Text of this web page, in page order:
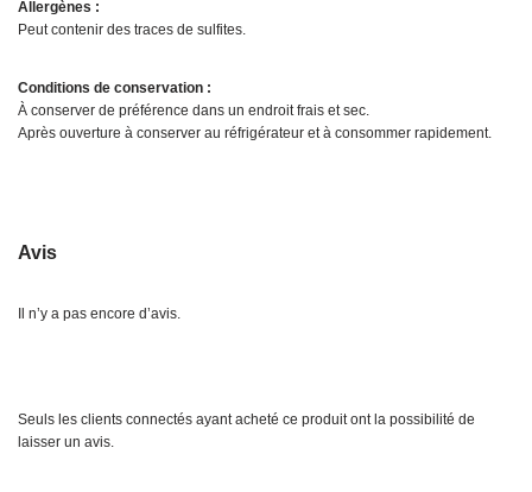
Allergènes :
Peut contenir des traces de sulfites.
Conditions de conservation :
À conserver de préférence dans un endroit frais et sec.
Après ouverture à conserver au réfrigérateur et à consommer rapidement.
Avis
Il n’y a pas encore d’avis.
Seuls les clients connectés ayant acheté ce produit ont la possibilité de
laisser un avis.